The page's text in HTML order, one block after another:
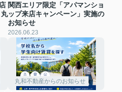
関西エリア限定「アパマンショ
ップ来店キャンペーン」実施の
お知らせ
2026.06.23
丸和不動産からのお知らせ